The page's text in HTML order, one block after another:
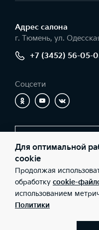
Адрес салонa
г. Тюмень, ул.
+7 (3452) 56-05-
Соцсети
© 2026 Юридические лица
Тюмень, ул. Одесская, д.
7203159984; ОГРН:
(Фактический адрес:
08 80; ИНН: 7728674093;
Для оптимальной
cookie
Продолжая
обработку cookie-
использованием
Политики